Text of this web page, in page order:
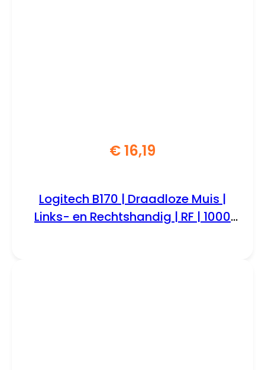
€16,19
Logitech B170 | Draadloze Muis |
Links- en Rechtshandig | RF | 1000